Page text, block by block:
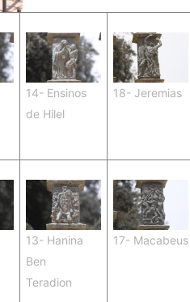
14- Ensinos
de Hilel
18- Jeremias
13- Hanina
Ben
Teradion
17- Macabeus